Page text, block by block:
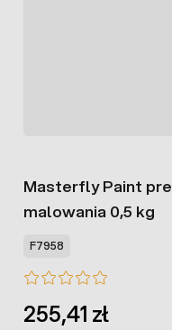
Masterfly Paint
malowania 0,5 kg
F7958
255,41 zł